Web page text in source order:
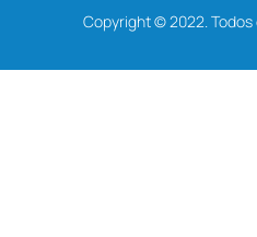
Copyright © 2022.